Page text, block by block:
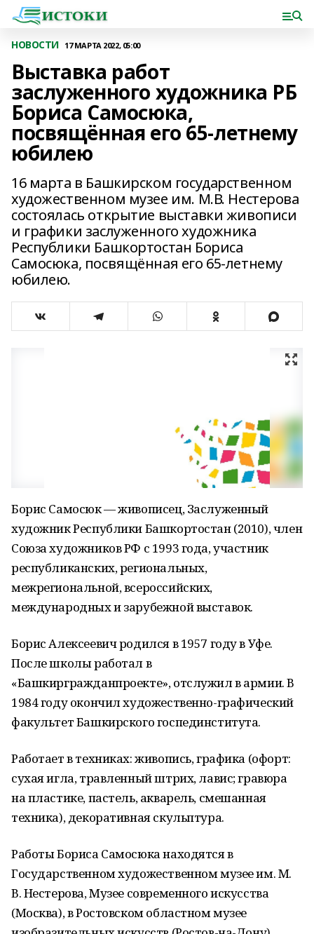
НОВОСТИ 17 МАРТА 2022, 05:00
Выставка работ
заслуженного художника РБ
Бориса Самосюка,
посвящённая его 65-летнему
юбилею
16 марта в Башкирском государственном
художественном музее им. М.В. Нестерова
состоялась открытие выставки живописи
и графики заслуженного художника
Республики Башкортостан Бориса
Самосюка, посвящённая его 65-летнему
юбилею.
Борис Самосюк — живописец, Заслуженный
художник Республики Башкортостан (2010), член
Союза художников РФ с 1993 года, участник
республиканских, региональных,
межрегиональной, всероссийских,
международных и зарубежной выставок.
Борис Алексеевич родился в 1957 году в Уфе.
После школы работал в
«Башкиргражданпроекте», отслужил в армии. В
1984 году окончил художественно-графический
факультет Башкирского госпединститута.
Работает в техниках: живопись, графика (офорт:
сухая игла, травленный штрих, лавис; гравюра
на пластике, пастель, акварель, смешанная
техника), декоративная скульптура.
Работы Бориса Самосюка находятся в
Государственном художественном музее им. М.
В. Нестерова, Музее современного искусства
(Москва), в Ростовском областном музее